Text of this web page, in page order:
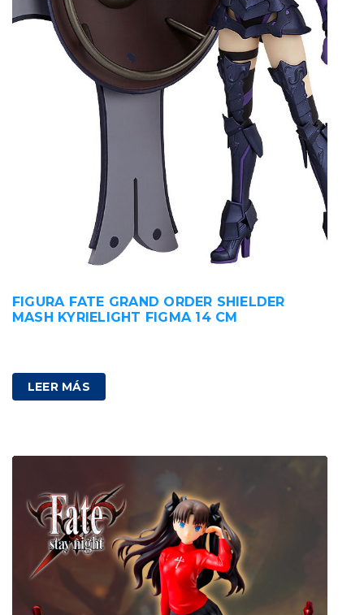
FIGURA FATE GRAND ORDER SHIELDER
MASH KYRIELIGHT FIGMA 14 CM
LEER MÁS